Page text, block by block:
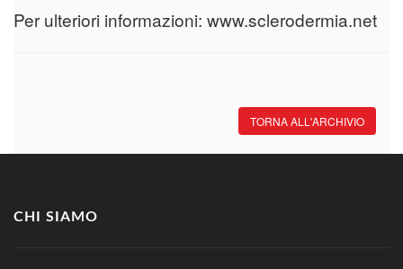
Per ulteriori informazioni: www.sclerodermia.net
TORNA ALL'ARCHIVIO
CHI SIAMO